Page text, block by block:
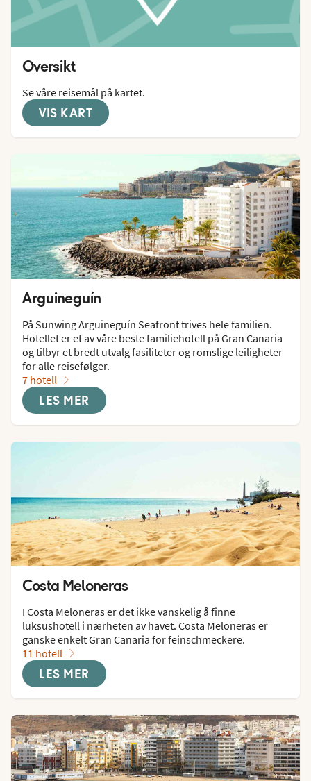
Oversikt
Se våre reisemål på kartet.
VIS KART
Arguineguín
På Sunwing Arguineguín Seafront trives hele familien.
Hotellet er et av våre beste familiehotell på Gran Canaria
og tilbyr et bredt utvalg fasiliteter og romslige leiligheter
for alle reisefølger.
7 hotell
LES MER
Costa Meloneras
I Costa Meloneras er det ikke vanskelig å finne
luksushotell i nærheten av havet. Costa Meloneras er
ganske enkelt Gran Canaria for feinschmeckere.
11 hotell
LES MER